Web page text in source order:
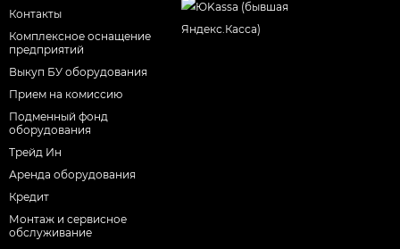
Контакты
Комплексное оснащение
предприятий
Выкуп БУ оборудования
Прием на комиссию
Подменный фонд
оборудования
Трейд Ин
Аренда оборудования
Кредит
Монтаж и сервисное
обслуживание